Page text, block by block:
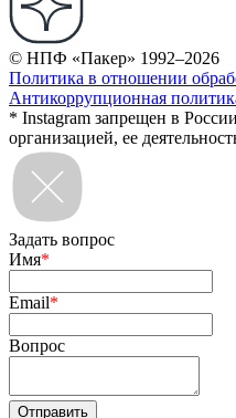
© НПФ «Пакер» 1992–2026
Политика в отношении
Антикоррупционная
* Instagram запрещен в
организацией, ее
Задать вопрос
Имя*
Email*
Вопрос